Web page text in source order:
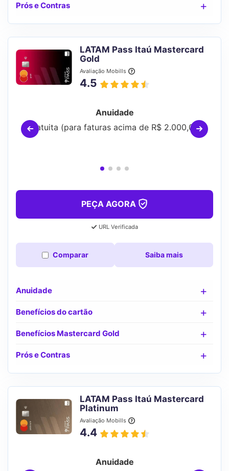
Prós e Contras
LATAM Pass Itaú Mastercard
Gold
Avaliação Mobills
4.5
Anuidade
Gratuita (para faturas acima de R$ 2.000,00)
PEÇA AGORA
URL Verificada
Comparar Saiba mais
Anuidade
Benefícios do cartão
Benefícios Mastercard Gold
Prós e Contras
LATAM Pass Itaú Mastercard
Platinum
Avaliação Mobills
4.4
Anuidade